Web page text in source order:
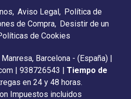
Aviso Legal
Política de
de Compra
Desistir de un
de Cookies
Barcelona - (España) |
| 938726543 | Tiempo de
en 24 y 48 horas.
Impuestos incluidos